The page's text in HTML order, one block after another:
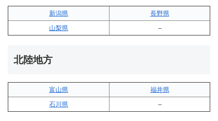
新潟県
長野県
山梨県
–
北陸地方
富山県
福井県
石川県
–